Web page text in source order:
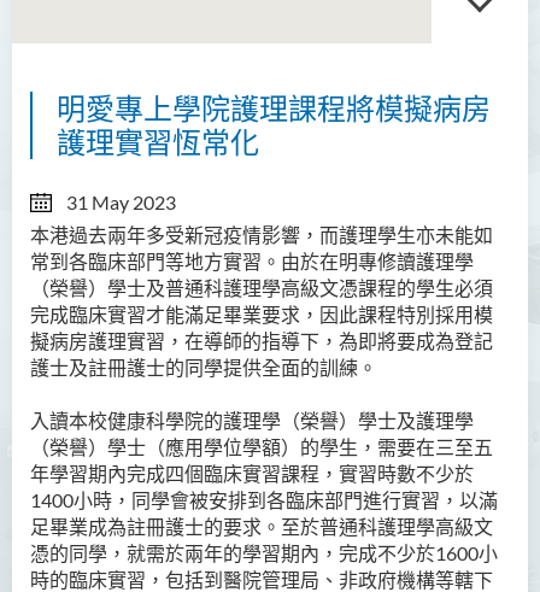
明愛專上學院護理課程將模擬病房
護理實習恆常化
31 May 2023
本港過去兩年多受新冠疫情影響，而護理學生亦未能如
常到各臨床部門等地方實習。由於在明專修讀護理學
（榮譽）學士及普通科護理學高級文憑課程的學生必須
完成臨床實習才能滿足畢業要求，因此課程特別採用模
擬病房護理實習，在導師的指導下，為即將要成為登記
護士及註冊護士的同學提供全面的訓練。
入讀本校健康科學院的護理學（榮譽）學士及護理學
（榮譽）學士（應用學位學額）的學生，需要在三至五
年學習期內完成四個臨床實習課程，實習時數不少於
1400小時，同學會被安排到各臨床部門進行實習，以滿
足畢業成為註冊護士的要求。至於普通科護理學高級文
憑的同學，就需於兩年的學習期內，完成不少於1600小
時的臨床實習，包括到醫院管理局、非政府機構等轄下